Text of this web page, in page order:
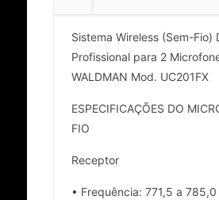
Sistema Wireless (Sem-Fio)
Profissional para 2
WALDMAN Mod. UC201FX
ESPECIFICAÇÕES DO
FIO
Receptor
• Frequência: 771,5 a 785,0